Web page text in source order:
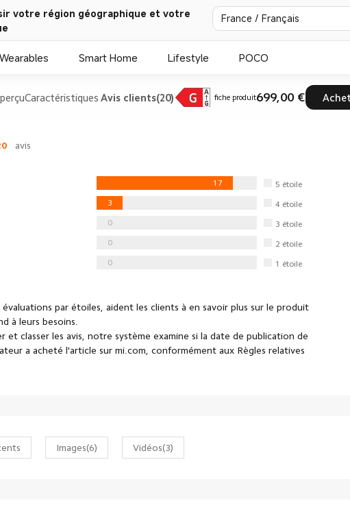
votre région géographique et votre
France / Français
Wearables Smart Home Lifestyle POCO
Caractéristiques Avis clients(20) fiche produit699,00 €
avis
17 5 étoile
3 4 étoile
0 3 étoile
0 2 étoile
0 1 étoile
évaluations par étoiles, aident les clients à en savoir plus sur le produit
à leurs besoins.
et classer les avis, notre système examine si la date de publication de
a acheté l'article sur mi.com, conformément aux Règles relatives
Images(6) Vidéos(3)